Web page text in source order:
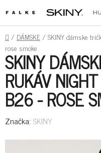
NA
OBSAH
DOMOV
/ DÁMSKE/ SKINY dámske
rose smoke
SKINY
RUKÁV
B26 - ROSE
Značka: SKINY